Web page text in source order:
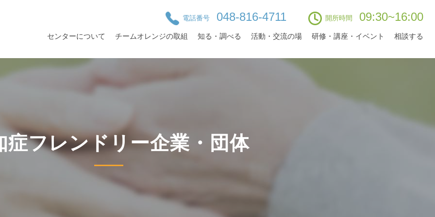
電話番号 048-816-4711 開所時間 09:30~16:00
センターについて チームオレンジの取組 知る・調べる 活動・交流の場 研修・講座・イベント 相談する
症フレンドリー企業・団体